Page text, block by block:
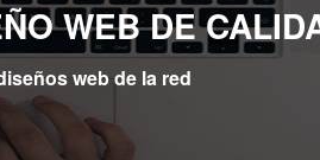
WEB DE
web de la red